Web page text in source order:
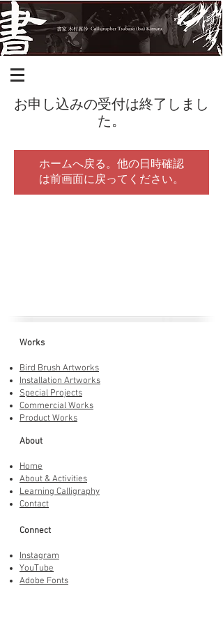
お申し込みの受付は終了しまし
た。
ホームへ戻る。他の日時確認
は前画面に戻ってください。
Works
Bird Brush Artworks
Installation Artworks
Special Projects
Commercial Works
Product Works
About
Home
About & Activities
Learning Calligraphy
Contact
Connect
Instagram
YouTube
Adobe Fonts